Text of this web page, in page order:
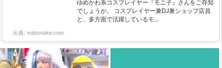
でしょうか。 コスプレイヤー兼DJ兼ショップ店員
と、多方面で活躍しているモ...
出典: matomake.com